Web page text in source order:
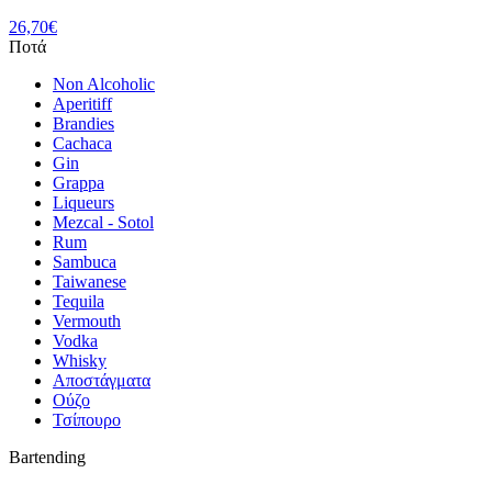
26,70€
Ποτά
Non Alcoholic
Aperitiff
Brandies
Cachaca
Gin
Grappa
Liqueurs
Mezcal - Sotol
Rum
Sambuca
Taiwanese
Tequila
Vermouth
Vodka
Whisky
Αποστάγματα
Ούζο
Τσίπουρο
Bartending